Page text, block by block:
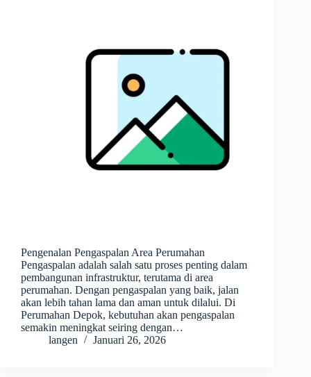
Pengenalan Pengaspalan Area Perumahan
Pengaspalan adalah salah satu proses penting dalam
pembangunan infrastruktur, terutama di area
perumahan. Dengan pengaspalan yang baik, jalan
akan lebih tahan lama dan aman untuk dilalui. Di
Perumahan Depok, kebutuhan akan pengaspalan
semakin meningkat seiring dengan…
langen
Januari 26, 2026